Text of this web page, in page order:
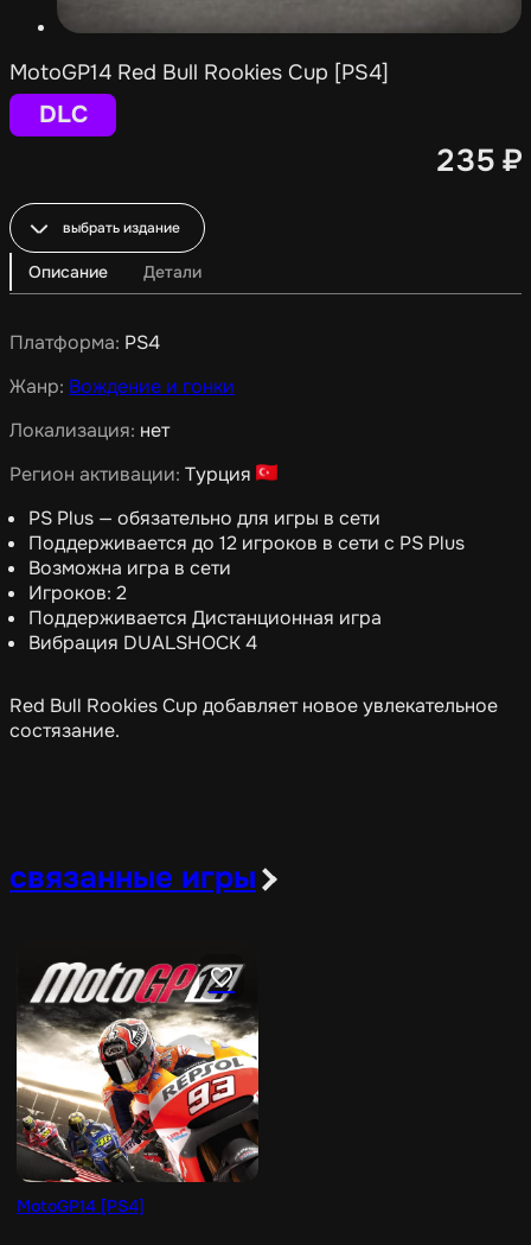
MotoGP14 Red Bull Rookies Cup [PS4]
DLC
235 ₽
выбрать издание
Описание Детали
Платформа: PS4
Жанр: Вождение и гонки
Локализация: нет
Регион активации: Турция
PS Plus — обязательно для игры в сети
Поддерживается до 12 игроков в сети с PS Plus
Возможна игра в сети
Игроков: 2
Поддерживается Дистанционная игра
Вибрация DUALSHOCK 4
Red Bull Rookies Cup добавляет новое увлекательное
состязание.
связанные игры
MotoGP14 [PS4]